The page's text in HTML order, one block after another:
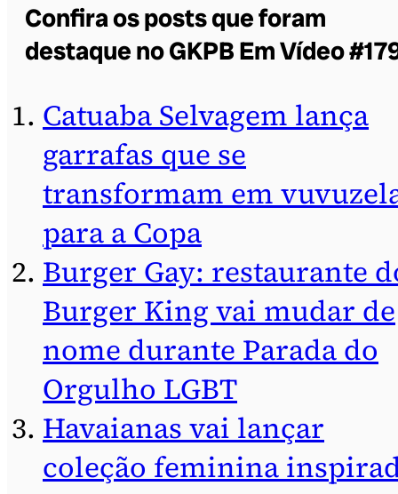
Confira os posts que foram
destaque no GKPB Em Vídeo
Catuaba Selvagem lança
garrafas que se
transformam em
para a Copa
Burger Gay: restaurante
Burger King vai mudar de
nome durante Parada do
Orgulho LGBT
Havaianas vai lançar
coleção feminina